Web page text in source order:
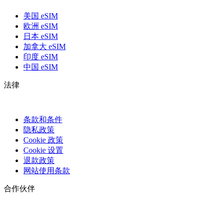
美国 eSIM
欧洲 eSIM
日本 eSIM
加拿大 eSIM
印度 eSIM
中国 eSIM
法律
条款和条件
隐私政策
Cookie 政策
Cookie 设置
退款政策
网站使用条款
合作伙伴